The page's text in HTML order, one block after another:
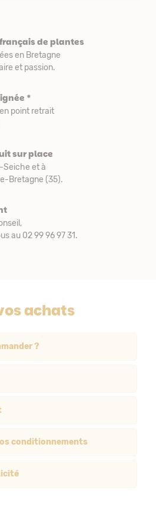
de plantes
en Bretagne
et passion.
*
point retrait
sur place
Seiche et à
Bretagne (35).
au 02 99 96 97 31.
achats
?
conditionnements